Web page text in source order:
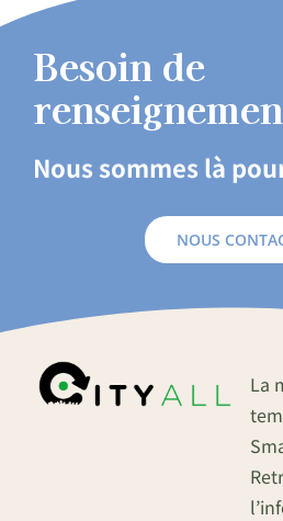
Besoin de
Nous sommes là
NOUS
La